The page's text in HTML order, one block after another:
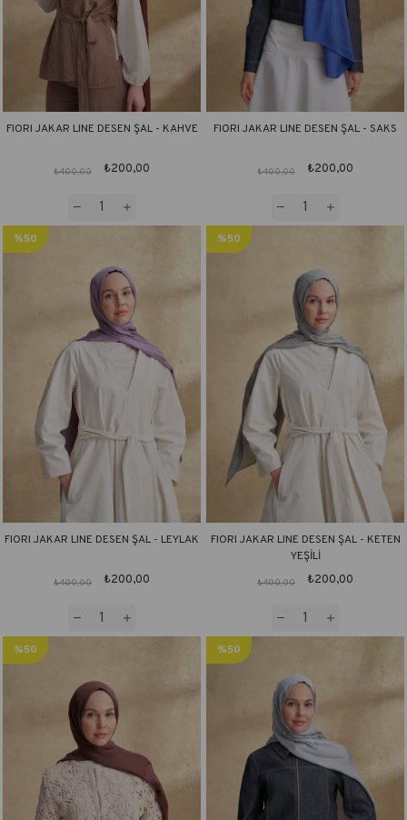
FIORI JAKAR LINE DESEN ŞAL - KAHVE
₺200,00
₺400,00
FIORI JAKAR LINE DESEN ŞAL - SAKS
₺200,00
₺400,00
FIORI JAKAR LINE DESEN ŞAL - LEYLAK
₺200,00
₺400,00
%50
FIORI JAKAR LINE DESEN ŞAL - KETEN
YEŞİLİ
₺200,00
₺400,00
%50
%50
%50